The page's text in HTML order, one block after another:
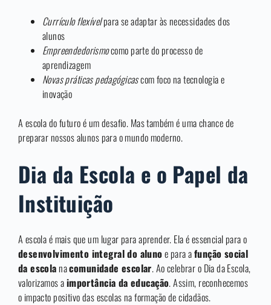
Currículo flexívelpara se adaptar às necessidades dos
alunos
Empreendedorismocomo parte do processo de
aprendizagem
Novas práticas pedagógicascom foco na tecnologia e
inovação
A escola do futuro é um desafio. Mas também é uma chance de
preparar nossos alunos para o mundo moderno.
Dia da Escola e o Papel da
Instituição
A escola é mais que um lugar para aprender. Ela é essencial para o
desenvolvimento integral do alunoe para afunção social
da escolanacomunidade escolar. Ao celebrar o Dia da Escola,
valorizamos aimportância da educação. Assim, reconhecemos
o impacto positivo das escolas na formação de cidadãos.